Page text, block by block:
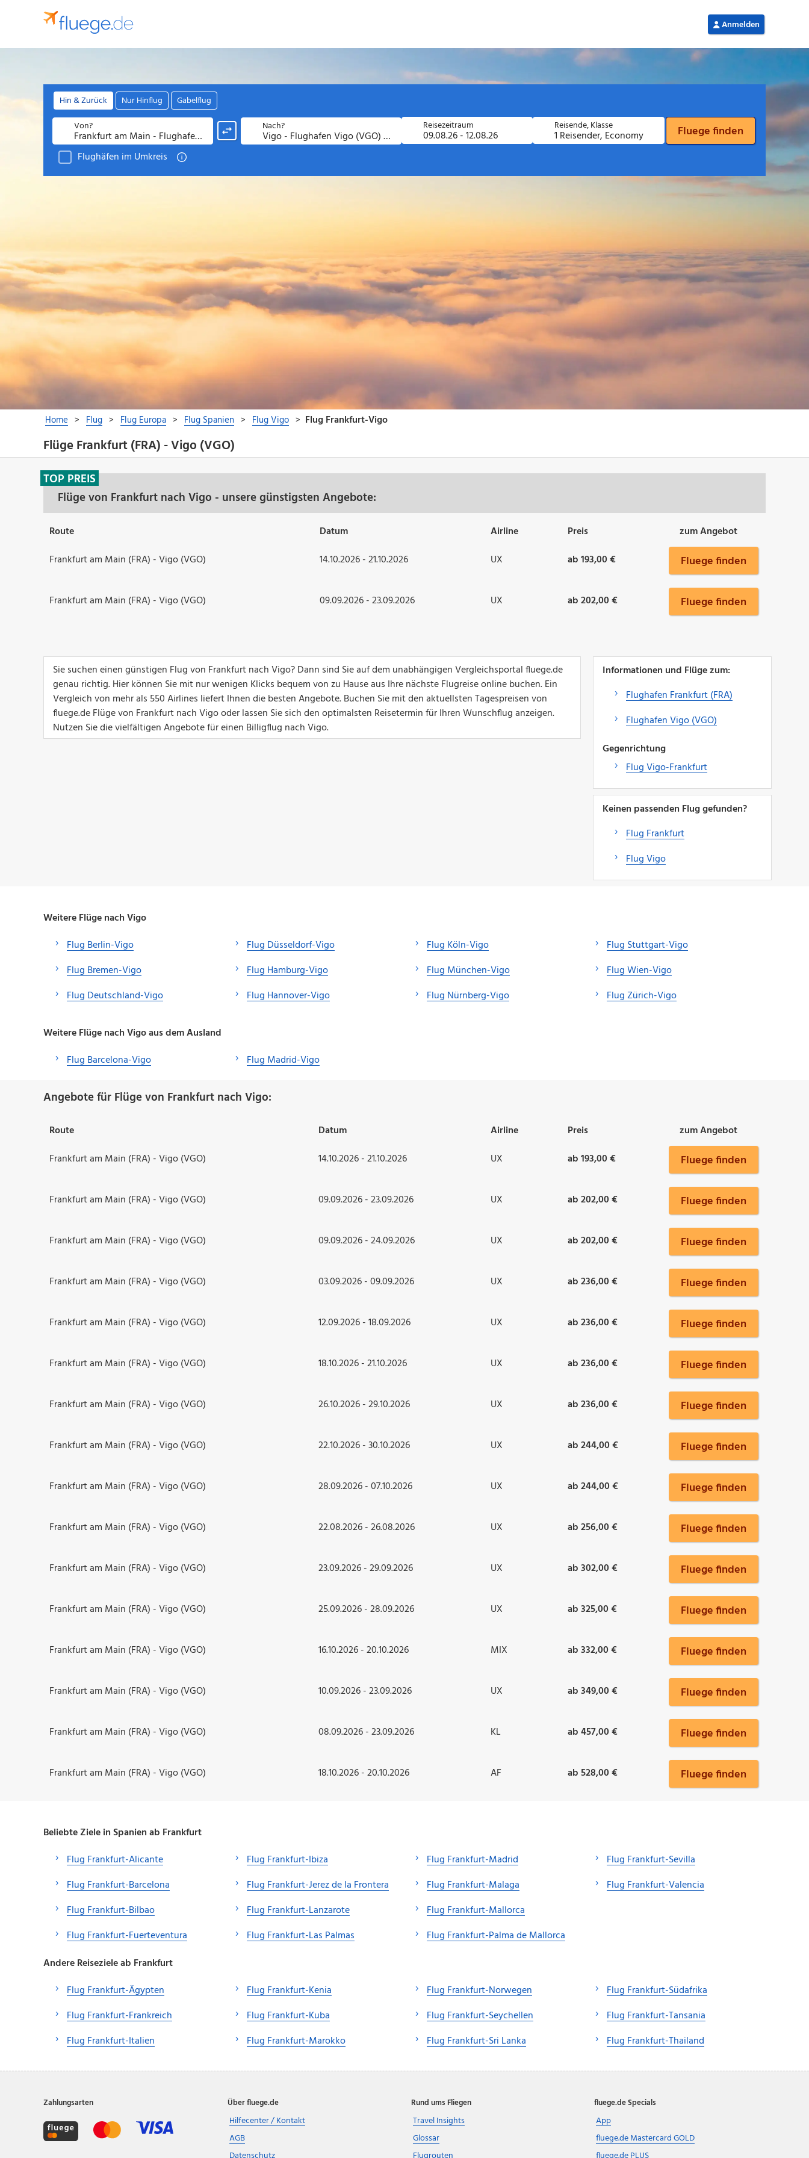
Flüge Frankfurt (FRA) - Vigo (VGO)
Flüge von Frankfurt nach Vigo - unsere günstigsten Angebote:
TOP PREIS
Route Datum Airline Preis
zum Angebot
Frankfurt am Main (FRA) - Vigo (VGO)
14.10.2026 - 21.10.2026 UX ab 193,00 € Fluege finden
Frankfurt am Main (FRA) - Vigo (VGO) 09.09.2026 - 23.09.2026 UX ab 202,00 € Fluege finden
Sie suchen einen günstigen Flug von Frankfurt nach Vigo? Dann sind Sie auf dem unabhängigen Vergleichsportal fluege.de
genau richtig. Hier können Sie mit nur wenigen Klicks bequem von zu Hause aus Ihre nächste Flugreise online buchen. Ein
Vergleich von mehr als 550 Airlines liefert Ihnen die besten Angebote. Buchen Sie mit den aktuellsten Tagespreisen von
fluege.de Flüge von Frankfurt nach Vigo oder lassen Sie sich den optimalsten Reisetermin für Ihren Wunschflug anzeigen.
Nutzen Sie die vielfältigen Angebote für einen Billigflug nach Vigo.
Informationen und Flüge zum:
Flughafen Frankfurt (FRA)
Flughafen Vigo (VGO)
Gegenrichtung
Flug Vigo-Frankfurt
Keinen passenden Flug gefunden?
Flug Frankfurt
Flug Vigo
Weitere Flüge nach Vigo
Flug Berlin-Vigo
Flug Bremen-Vigo
Flug Deutschland-Vigo
Flug Düsseldorf-Vigo
Flug Hamburg-Vigo
Flug Hannover-Vigo
Flug Köln-Vigo
Flug München-Vigo
Flug Nürnberg-Vigo
Flug Stuttgart-Vigo
Flug Wien-Vigo
Flug Zürich-Vigo
Weitere Flüge nach Vigo aus dem Ausland
Flug Barcelona-Vigo
Flug Madrid-Vigo
Angebote für Flüge von Frankfurt nach Vigo:
Route Datum Airline Preis
zum Angebot
Frankfurt am Main (FRA) - Vigo (VGO)
14.10.2026 - 21.10.2026 UX ab 193,00 € Fluege finden
Frankfurt am Main (FRA) - Vigo (VGO) 09.09.2026 - 23.09.2026 UX ab 202,00 € Fluege finden
Frankfurt am Main (FRA) - Vigo (VGO) 09.09.2026 - 24.09.2026 UX ab 202,00 € Fluege finden
Frankfurt am Main (FRA) - Vigo (VGO) 03.09.2026 - 09.09.2026 UX ab 236,00 € Fluege finden
Frankfurt am Main (FRA) - Vigo (VGO) 12.09.2026 - 18.09.2026 UX ab 236,00 € Fluege finden
Frankfurt am Main (FRA) - Vigo (VGO) 18.10.2026 - 21.10.2026 UX ab 236,00 € Fluege finden
Frankfurt am Main (FRA) - Vigo (VGO) 26.10.2026 - 29.10.2026 UX ab 236,00 € Fluege finden
Frankfurt am Main (FRA) - Vigo (VGO) 22.10.2026 - 30.10.2026 UX ab 244,00 € Fluege finden
Frankfurt am Main (FRA) - Vigo (VGO) 28.09.2026 - 07.10.2026 UX ab 244,00 € Fluege finden
Frankfurt am Main (FRA) - Vigo (VGO) 22.08.2026 - 26.08.2026 UX ab 256,00 € Fluege finden
Frankfurt am Main (FRA) - Vigo (VGO) 23.09.2026 - 29.09.2026 UX ab 302,00 € Fluege finden
Frankfurt am Main (FRA) - Vigo (VGO) 25.09.2026 - 28.09.2026 UX ab 325,00 € Fluege finden
Frankfurt am Main (FRA) - Vigo (VGO) 16.10.2026 - 20.10.2026 MIX ab 332,00 € Fluege finden
Frankfurt am Main (FRA) - Vigo (VGO) 10.09.2026 - 23.09.2026 UX ab 349,00 € Fluege finden
Frankfurt am Main (FRA) - Vigo (VGO) 08.09.2026 - 23.09.2026 KL ab 457,00 € Fluege finden
Frankfurt am Main (FRA) - Vigo (VGO) 18.10.2026 - 20.10.2026 AF ab 528,00 € Fluege finden
Beliebte Ziele in Spanien ab Frankfurt
Flug Frankfurt-Alicante
Flug Frankfurt-Barcelona
Flug Frankfurt-Bilbao
Flug Frankfurt-Fuerteventura
Flug Frankfurt-Ibiza
Flug Frankfurt-Jerez de la Frontera
Flug Frankfurt-Lanzarote
Flug Frankfurt-Las Palmas
Flug Frankfurt-Madrid
Flug Frankfurt-Malaga
Flug Frankfurt-Mallorca
Flug Frankfurt-Palma de Mallorca
Flug Frankfurt-Sevilla
Flug Frankfurt-Valencia
Andere Reiseziele ab Frankfurt
Flug Frankfurt-Ägypten
Flug Frankfurt-Frankreich
Flug Frankfurt-Italien
Flug Frankfurt-Kenia
Flug Frankfurt-Kuba
Flug Frankfurt-Marokko
Flug Frankfurt-Norwegen
Flug Frankfurt-Seychellen
Flug Frankfurt-Sri Lanka
Flug Frankfurt-Südafrika
Flug Frankfurt-Tansania
Flug Frankfurt-Thailand